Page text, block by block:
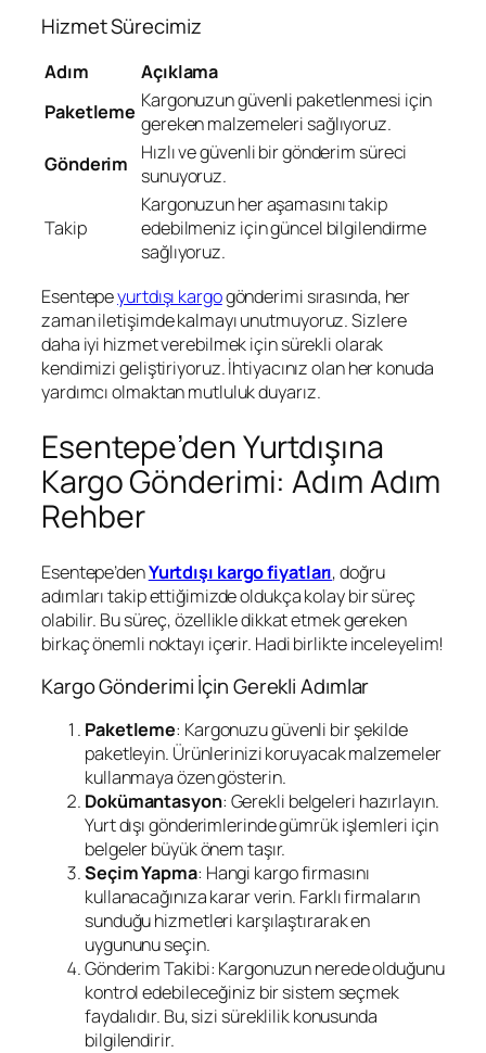
Hizmet Sürecimiz
Adım
Açıklama
Paketleme Kargonuzun güvenli paketlenmesi için
gereken malzemeleri sağlıyoruz.
Gönderim
Hızlı ve güvenli bir gönderim süreci
sunuyoruz.
Takip
Kargonuzun her aşamasını takip
edebilmeniz için güncel bilgilendirme
sağlıyoruz.
Esentepeyurtdışı kargogönderimi sırasında, her
zaman iletişimde kalmayı unutmuyoruz. Sizlere
daha iyi hizmet verebilmek için sürekli olarak
kendimizi geliştiriyoruz. İhtiyacınız olan her konuda
yardımcı olmaktan mutluluk duyarız.
Esentepe’den Yurtdışına
Kargo Gönderimi: Adım Adım
Rehber
Esentepe’denYurtdışı kargo fiyatları, doğru
adımları takip ettiğimizde oldukça kolay bir süreç
olabilir. Bu süreç, özellikle dikkat etmek gereken
birkaç önemli noktayı içerir. Hadi birlikte inceleyelim!
Kargo Gönderimi İçin Gerekli Adımlar
Paketleme: Kargonuzu güvenli bir şekilde
paketleyin. Ürünlerinizi koruyacak malzemeler
kullanmaya özen gösterin.
Dokümantasyon: Gerekli belgeleri hazırlayın.
Yurt dışı gönderimlerinde gümrük işlemleri için
belgeler büyük önem taşır.
Seçim Yapma: Hangi kargo firmasını
kullanacağınıza karar verin. Farklı firmaların
sunduğu hizmetleri karşılaştırarak en
uygununu seçin.
Gönderim Takibi: Kargonuzun nerede olduğunu
kontrol edebileceğiniz bir sistem seçmek
faydalıdır. Bu, sizi süreklilik konusunda
bilgilendirir.